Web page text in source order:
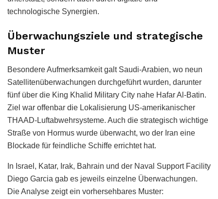
technologische Synergien.
Überwachungsziele und strategische
Muster
Besondere Aufmerksamkeit galt Saudi-Arabien, wo neun
Satellitenüberwachungen durchgeführt wurden, darunter
fünf über die King Khalid Military City nahe Hafar Al-Batin.
Ziel war offenbar die Lokalisierung US-amerikanischer
THAAD-Luftabwehrsysteme. Auch die strategisch wichtige
Straße von Hormus wurde überwacht, wo der Iran eine
Blockade für feindliche Schiffe errichtet hat.
In Israel, Katar, Irak, Bahrain und der Naval Support Facility
Diego Garcia gab es jeweils einzelne Überwachungen.
Die Analyse zeigt ein vorhersehbares Muster: